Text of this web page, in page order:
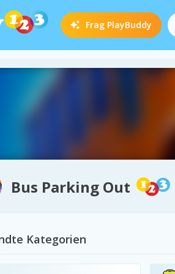
Frag PlayBuddy
Bus Parking Out
Kategorien